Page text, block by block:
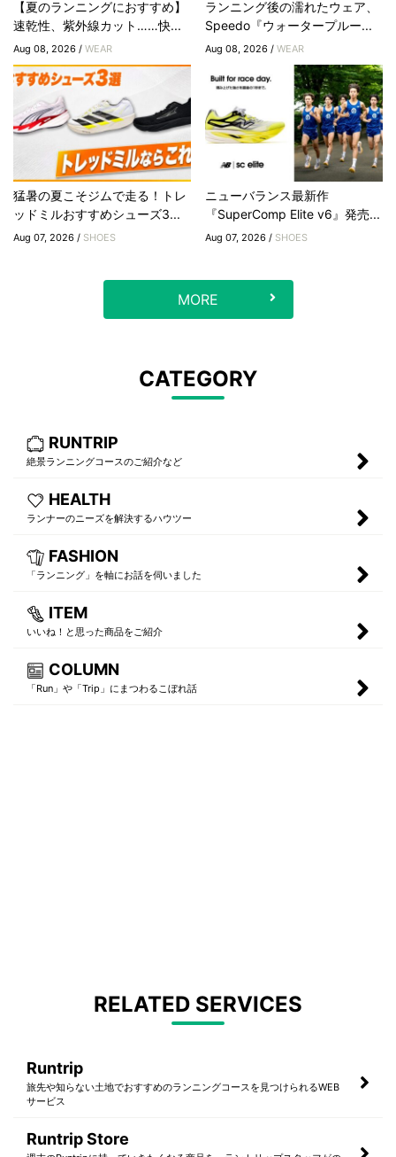
【夏のランニングにおすすめ】
速乾性、紫外線カット……快...
Aug 08, 2026 / WEAR
ランニング後の濡れたウェア、
Speedo『ウォータープルー...
Aug 08, 2026 /WEAR
猛暑の夏こそジムで走る！トレ
ッドミルおすすめシューズ3...
Aug 07, 2026 / SHOES
ニューバランス最新作
『SuperComp Elite v6』発売...
Aug 07, 2026 / SHOES
MORE
CATEGORY
RUNTRIP
絶景ランニングコースのご紹介など
HEALTH
ランナーのニーズを解決するハウツー
FASHION
「ランニング」を軸にお話を伺いました
ITEM
いいね！と思った商品をご紹介
COLUMN
「Run」や「Trip」にまつわるこぼれ話
RELATED SERVICES
Runtrip
旅先や知らない土地でおすすめのランニングコースを見つけられるWEB
サービス
Runtrip Store